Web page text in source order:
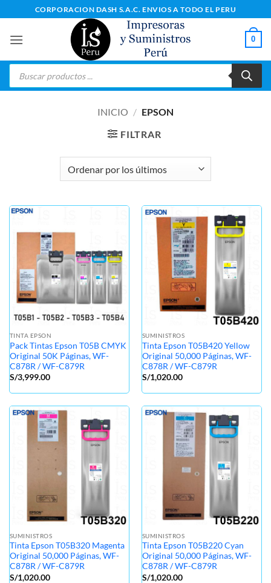
al
contenido
CORPORACION DASH S.A.C. ENVIOS A TODO EL PERU
0
Búsqueda
INICIO / EPSON
FILTRAR
TINTA EPSON
Pack Tintas Epson T05B CMYK
Original 50K Páginas, WF-
C878R / WF-C879R
S/3,999.00
SUMINISTROS
Tinta Epson T05B420 Yellow
Original 50,000 Páginas, WF-
C878R / WF-C879R
S/1,020.00
SUMINISTROS
Tinta Epson T05B320 Magenta
Original 50,000 Páginas, WF-
C878R / WF-C879R
S/1,020.00
SUMINISTROS
Tinta Epson T05B220 Cyan
Original 50,000 Páginas, WF-
C878R / WF-C879R
S/1,020.00